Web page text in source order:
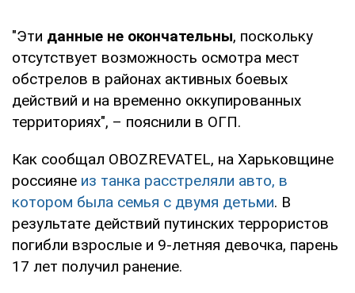
"Эти данные не окончательны, поскольку
отсутствует возможность осмотра мест
обстрелов в районах активных боевых
действий и на временно оккупированных
территориях", – пояснили в ОГП.
Как сообщал OBOZREVATEL, на Харьковщине
россияне из танка расстреляли авто, в
котором была семья с двумя детьми. В
результате действий путинских террористов
погибли взрослые и 9-летняя девочка, парень
17 лет получил ранение.